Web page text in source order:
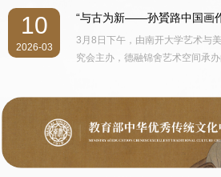
郭天康，甘肃省委宣传部常务副
副书记赵美蓉，甘肃省文联党组
委副书记曹爱辉，中国书法家协
明，天津美术学院教授、天津市
玉门关，体味其历经两千载风沙
聆听时空里回荡的历史箫音；置
戈壁风月之无垠，仰观俯察，神
悯，陇上庄浪之人文蔚然，史迹
里之钟灵毓秀……凡斯种种，莫不激荡吾心。
省艺术馆设展，汇此次敦煌、天
部写意丹青。所展诸作，皆以朝
绘西北山河。 子曰：“志于道，据于德，依于仁，游于艺。”艺
美学研究院尹沧海教授带领部分
水，开启了一场为期六天的艺术
石窟艺术的辉煌遗存，以笔墨叩
开凿于北魏、兴盛于隋唐的石窟
沉。师生们沿崖壁栈道缓缓穿行
那，满壁丹青仿佛从千年的沉睡
代的菩萨身姿渐趋丰腴婀娜，唐
10
2026-03
“与古为新——孙贇路中国画
3月8日下午，由南开大学艺术与
究会主办，德融锦舍艺术空间承
业大学副校长、经济管理学院院
处一级调研员阮澎涛，南开大学
大学艺术与美学研究院主持工作
会长尹沧海，天津美术学院教授